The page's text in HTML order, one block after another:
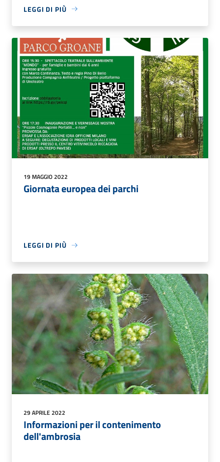
LEGGI DI PIÙ
19 MAGGIO 2022
Giornata europea dei parchi
LEGGI DI PIÙ
29 APRILE 2022
Informazioni per il contenimento
dell'ambrosia